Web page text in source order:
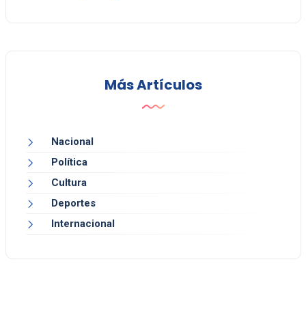
Más Artículos
Nacional
Política
Cultura
Deportes
Internacional